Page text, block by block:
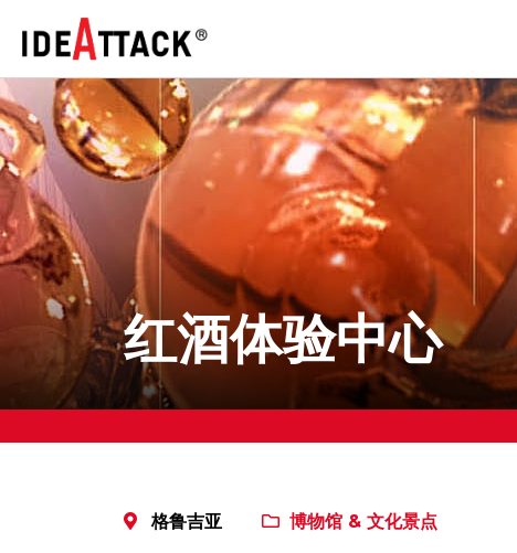
红酒体验中心
格鲁吉亚 博物馆 & 文化景点